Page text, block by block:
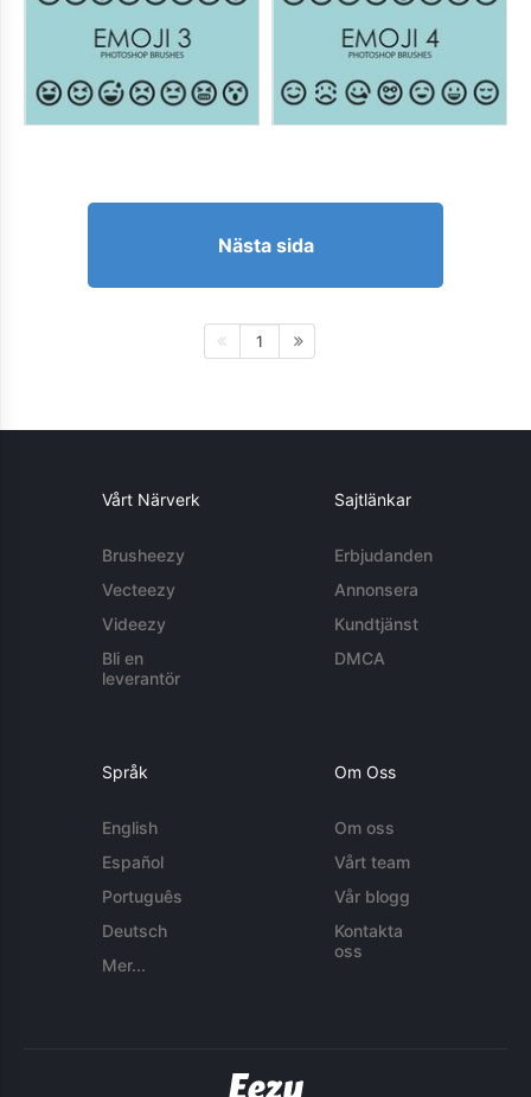
Nästa sida
1
Vårt Närverk
Brusheezy
Vecteezy
Videezy
Bli en
leverantör
Sajtlänkar
Erbjudanden
Annonsera
Kundtjänst
DMCA
Språk
English
Español
Português
Deutsch
Mer...
Om Oss
Om oss
Vårt team
Vår blogg
Kontakta
oss